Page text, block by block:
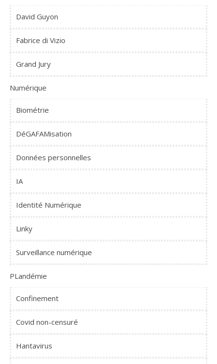
David Guyon
Fabrice di Vizio
Grand Jury
Numérique
Biométrie
DéGAFAMisation
Données personnelles
IA
Identité Numérique
Linky
Surveillance numérique
PLandémie
Confinement
Covid non-censuré
Hantavirus